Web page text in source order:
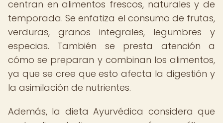
centran en alimentos frescos, naturales y de
temporada. Se enfatiza el consumo de frutas,
verduras, granos integrales, legumbres y
especias. También se presta atención a
cómo se preparan y combinan los alimentos,
ya que se cree que esto afecta la digestión y
la asimilación de nutrientes.
Además, la dieta Ayurvédica considera que